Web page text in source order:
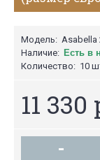
Модель: Asabella
Наличие: Есть в
Количество: 10
11 330
-